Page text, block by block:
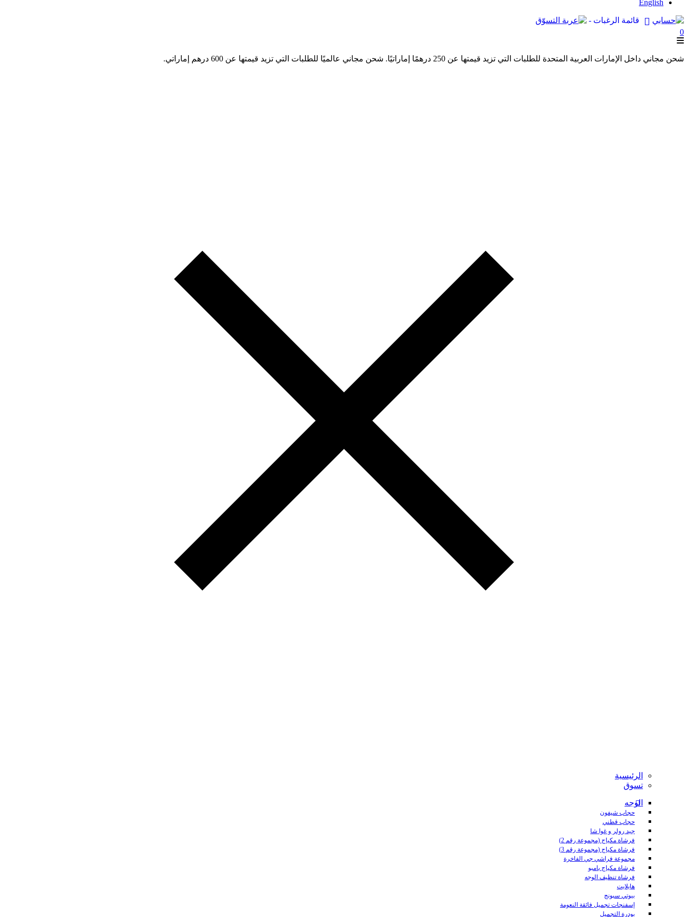
English
قائمة الرغبات -
0
شحن مجاني داخل الإمارات العربية المتحدة للطلبات التي تزيد قيمتها عن 250 درهمًا إماراتيًا. شحن مجاني عالميًا للطلبات التي تزيد قيمتها عن 600 درهم إماراتي.
الرئيسية
تسوق
الوجه
حجاب شيفون
حجاب قطني
جيد رولر و غوا شا
فرشاة مكياج (مجموعة رقم 2)
فرشاة مكياج (مجموعة رقم 3)
مجموعة فراشي جي الفاخرة
فرشاة مكياج بامبو
فرشاة تنظيف الوجه
هايلايت
بيوتي سبونج
إسفنجات تجميل فائقة النعومة
بودرة التجميل